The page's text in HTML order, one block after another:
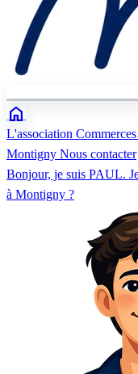
home
L'association
Montigny Nous contacter
Bonjour, je suis PAUL.
à Montigny ?